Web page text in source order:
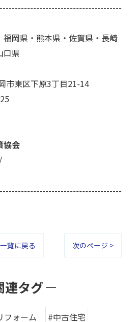
岡県・熊本県・佐賀県・長崎
口県
東区下原3丁目21-14
協会
一覧に戻る 次のページ >
連タグ
フォーム
#中古住宅